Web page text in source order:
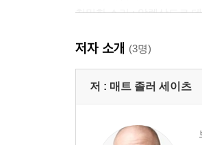
친밀한 소리 : 알렉상드르
기차를 계속 달리게 하기 :
알곤퀸 호텔에서
슈테판 츠바이크 : 발췌
저자 소개 (3명)
저 : 매트 졸러 세이츠